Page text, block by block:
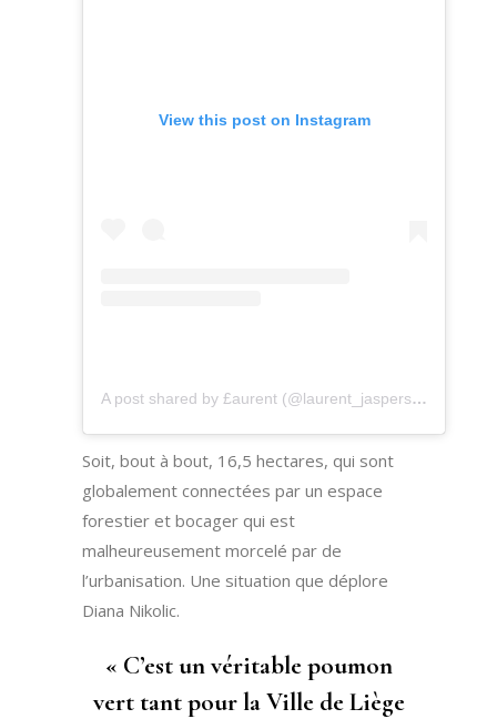
View this post on Instagram
A post shared by £aurent (@laurent_jaspers)on
Soit, bout à bout, 16,5 hectares, qui sont
globalement connectées par un espace
forestier et bocager qui est
malheureusement morcelé par de
l’urbanisation. Une situation que déplore
Diana Nikolic.
« C’est un véritable poumon
vert tant pour la Ville de Liège